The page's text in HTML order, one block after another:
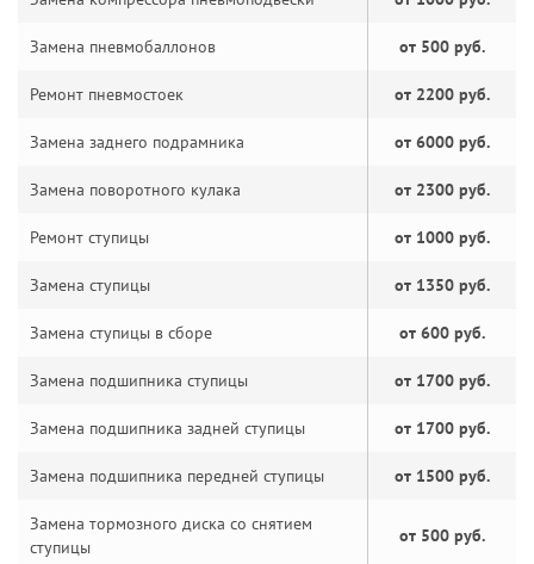
Замена пневмобаллонов от 500 руб.
Ремонт пневмостоек от 2200 руб.
Замена заднего подрамника от 6000 руб.
Замена поворотного кулака от 2300 руб.
Ремонт ступицы от 1000 руб.
Замена ступицы от 1350 руб.
Замена ступицы в сборе от 600 руб.
Замена подшипника ступицы от 1700 руб.
Замена подшипника задней ступицы от 1700 руб.
Замена подшипника передней ступицы от 1500 руб.
Замена тормозного диска со снятием
ступицы
от 500 руб.